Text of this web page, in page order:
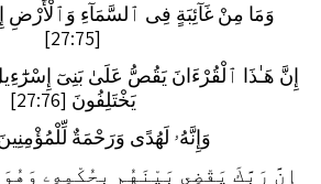
وَمَا مِنْ غَآئِبَةٍ فِى ٱلسَّمَآءِ وَٱلْأَرْضِ
[27:75]
إِنَّ هَـٰذَا ٱلْقُرْءَانَ يَقُصُّ عَلَىٰ بَنِىٓ
يَخْتَلِفُونَ [27:76]
وَإِنَّهُۥ لَهُدًى وَرَحْمَةٌ لِّلْمُؤْمِنِينَ
إِنَّ رَبَّكَ يَقْضِى بَيْنَهُم بِحُكْمِهِۦ